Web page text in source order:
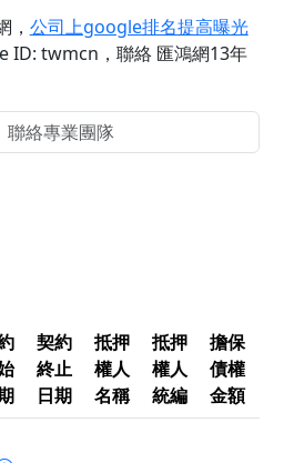
， 公司上google排名提高曝光
ID: twmcn ，聯絡 匯鴻網13年
契約
終止
日期
抵押
權人
名稱
抵押
權人
統編
擔保
債權
金額